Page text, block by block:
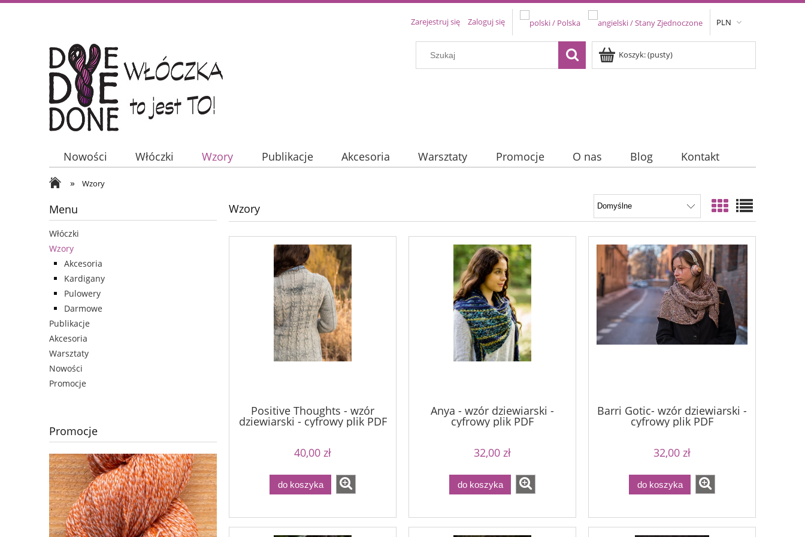
PLN
Zarejestruj się Zaloguj się
Koszyk:(pusty)
Nowości Włóczki Wzory Publikacje Akcesoria Warsztaty Promocje O nas Blog Kontakt
» Wzory
Menu
Włóczki
Wzory
Akcesoria
Kardigany
Pulowery
Darmowe
Publikacje
Akcesoria
Warsztaty
Nowości
Promocje
Promocje
Wzory
Positive Thoughts - wzór
dziewiarski - cyfrowy plik PDF
40,00 zł
do koszyka
Anya - wzór dziewiarski -
cyfrowy plik PDF
32,00 zł
do koszyka
Barri Gotic- wzór dziewiarski -
cyfrowy plik PDF
32,00 zł
do koszyka